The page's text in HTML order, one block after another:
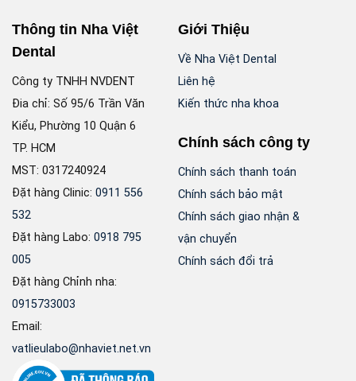
Thông tin Nha Việt
Dental
Công ty TNHH NVDENT
Đia chỉ: Số 95/6 Trần Văn
Kiểu, Phường 10 Quận 6
TP. HCM
MST: 0317240924
Đặt hàng Clinic: 0911 556
532
Đặt hàng Labo: 0918 795
005
Đặt hàng Chỉnh nha:
0915733003
Email:
vatlieulabo@nhaviet.net.vn
Giới Thiệu
Về Nha Việt Dental
Liên hệ
Kiến thức nha khoa
Chính sách công ty
Chính sách thanh toán
Chính sách bảo mật
Chính sách giao nhận &
vận chuyển
Chính sách đổi trả